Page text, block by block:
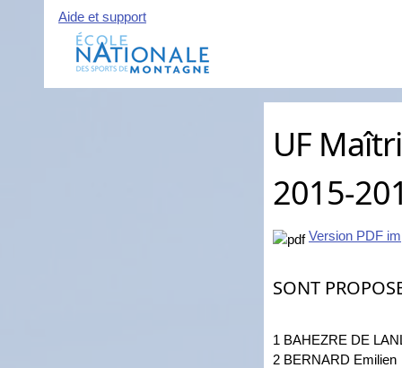
Aide et support
UF
2015-
Version PDF
SONT
1 BAHEZRE DE
2 BERNARD Emilien